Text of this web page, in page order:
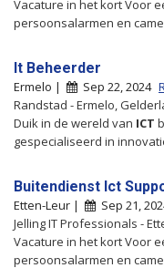
Vacature in het kort Voor
persoonsalarmen en
It Beheerder
Ermelo | Sep 22, 2024
Randstad - Ermelo,
Duik in de wereld van ICT
gespecialiseerd in
Buitendienst Ict
Etten-Leur | Sep 21,
Jelling IT Professionals -
Vacature in het kort Voor
persoonsalarmen en